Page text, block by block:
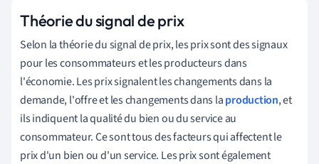
Théorie du signal de prix
Selon la théorie du signal de prix, les prix sont des signaux
pour les consommateurs et les producteurs dans
l'économie. Les prix signalent les changements dans la
demande, l'offre et les changements dans laproduction, et
ils indiquent la qualité du bien ou du service au
consommateur. Ce sont tous des facteurs qui affectent le
prix d'un bien ou d'un service. Les prix sont également